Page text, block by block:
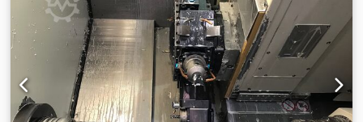
Maschine wurde geprüft und läuft einwandfrei